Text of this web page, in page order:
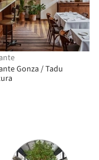
Gonza / Tadu